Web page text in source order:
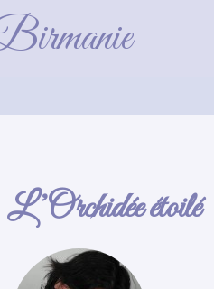
L’Orchidée étoilé